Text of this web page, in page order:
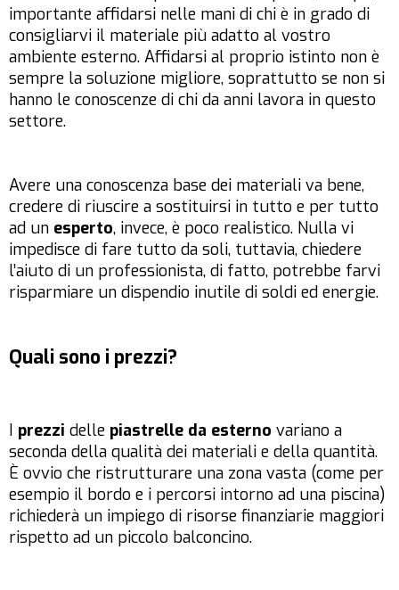
importante affidarsi nelle mani di chi è in grado di
consigliarvi il materiale più adatto al vostro
ambiente esterno. Affidarsi al proprio istinto non è
sempre la soluzione migliore, soprattutto se non si
hanno le conoscenze di chi da anni lavora in questo
settore.
Avere una conoscenza base dei materiali va bene,
credere di riuscire a sostituirsi in tutto e per tutto
ad un esperto, invece, è poco realistico. Nulla vi
impedisce di fare tutto da soli, tuttavia, chiedere
l’aiuto di un professionista, di fatto, potrebbe farvi
risparmiare un dispendio inutile di soldi ed energie.
Quali sono i prezzi?
I prezzi delle piastrelle da esterno variano a
seconda della qualità dei materiali e della quantità.
È ovvio che ristrutturare una zona vasta (come per
esempio il bordo e i percorsi intorno ad una piscina)
richiederà un impiego di risorse finanziarie maggiori
rispetto ad un piccolo balconcino.